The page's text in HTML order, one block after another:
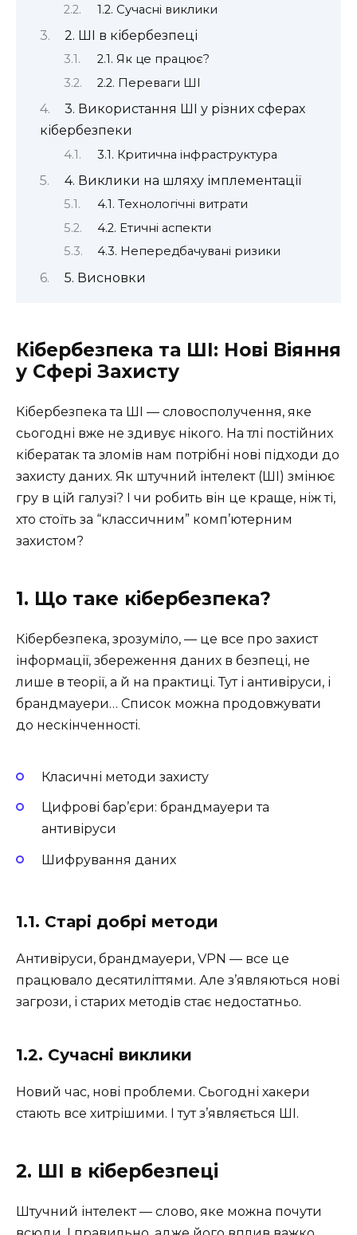
1.2. Сучасні виклики
2. ШІ в кібербезпеці
2.1. Як це працює?
2.2. Переваги ШІ
3. Використання ШІ у різних сферах
кібербезпеки
3.1. Критична інфраструктура
4. Виклики на шляху імплементації
4.1. Технологічні витрати
4.2. Етичні аспекти
4.3. Непередбачувані ризики
5. Висновки
Кібербезпека та ШІ: Нові Віяння
у Сфері Захисту
Кібербезпека та ШІ — словосполучення, яке
сьогодні вже не здивує нікого. На тлі постійних
кібератак та зломів нам потрібні нові підходи до
захисту даних. Як штучний інтелект (ШІ) змінює
гру в цій галузі? І чи робить він це краще, ніж ті,
хто стоїть за “классичним” комп’ютерним
захистом?
1. Що таке кібербезпека?
Кібербезпека, зрозуміло, — це все про захист
інформації, збереження даних в безпеці, не
лише в теорії, а й на практиці. Тут і антивіруси, і
брандмауери… Список можна продовжувати
до нескінченності.
Класичні методи захисту
Цифрові бар’єри: брандмауери та
антивіруси
Шифрування даних
1.1. Старі добрі методи
Антивіруси, брандмауери, VPN — все це
працювало десятиліттями. Але з’являються нові
загрози, і старих методів стає недостатньо.
1.2. Сучасні виклики
Новий час, нові проблеми. Сьогодні хакери
стають все хитрішими. І тут з’являється ШІ.
2. ШІ в кібербезпеці
Штучний інтелект — слово, яке можна почути